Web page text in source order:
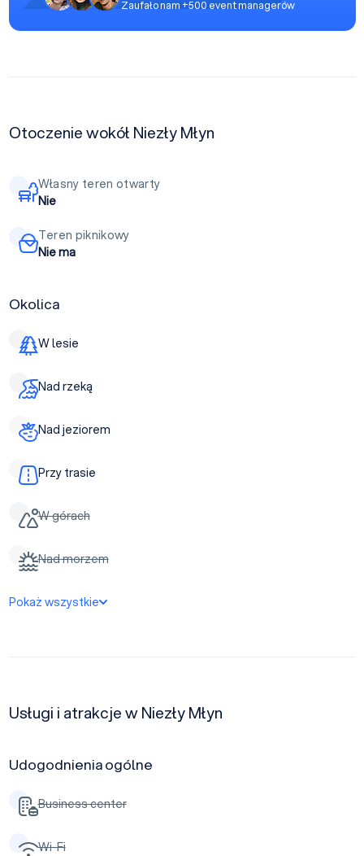
Zaufało nam +500 event managerów
Otoczenie wokół Niezły Młyn
Własny teren otwarty
Nie
Teren piknikowy
Nie ma
Okolica
W lesie
Nad rzeką
Nad jeziorem
Przy trasie
W górach
Nad morzem
Pokaż wszystkie
Usługi i atrakcje w Niezły Młyn
Udogodnienia ogólne
Business center
Wi-Fi